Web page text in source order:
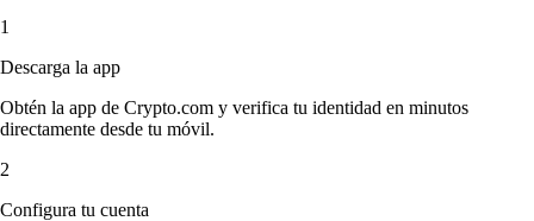
1
Descarga la app
Obtén la app de Crypto.com y verifica tu identidad en minutos
directamente desde tu móvil.
2
Configura tu cuenta